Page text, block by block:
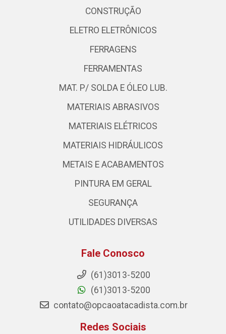
CONSTRUÇÃO
ELETRO ELETRÔNICOS
FERRAGENS
FERRAMENTAS
MAT. P/ SOLDA E ÓLEO LUB.
MATERIAIS ABRASIVOS
MATERIAIS ELÉTRICOS
MATERIAIS HIDRÁULICOS
METAIS E ACABAMENTOS
PINTURA EM GERAL
SEGURANÇA
UTILIDADES DIVERSAS
Fale Conosco
(61)3013-5200
(61)3013-5200
contato@opcaoatacadista.com.br
Redes Sociais